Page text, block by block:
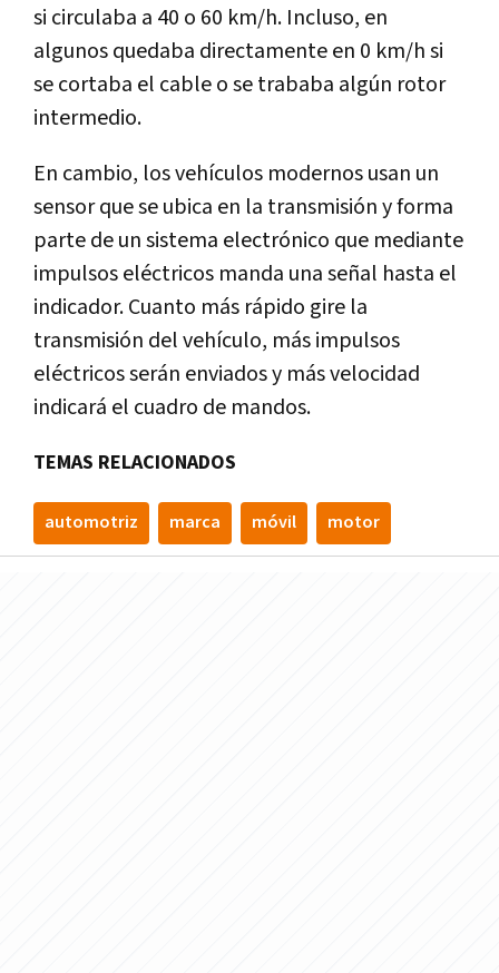
si circulaba a 40 o 60 km/h. Incluso, en
algunos quedaba directamente en 0 km/h si
se cortaba el cable o se trababa algún rotor
intermedio.
En cambio, los vehículos modernos usan un
sensor que se ubica en la transmisión y forma
parte de un sistema electrónico que mediante
impulsos eléctricos manda una señal hasta el
indicador. Cuanto más rápido gire la
transmisión del vehículo, más impulsos
eléctricos serán enviados y más velocidad
indicará el cuadro de mandos.
TEMAS RELACIONADOS
automotriz marca móvil motor